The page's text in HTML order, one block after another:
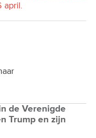
april.
de Verenigde
Trump en zijn